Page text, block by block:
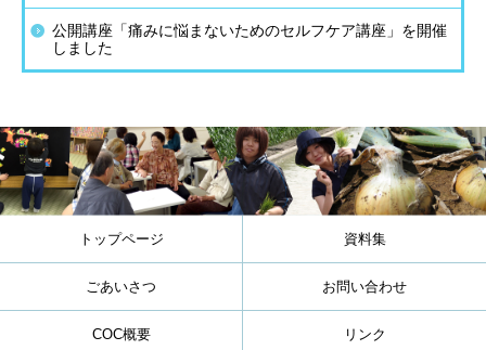
公開講座「痛みに悩まないためのセルフケア講座」を開催
しました
トップページ
ごあいさつ
COC概要
資料集
お問い合わせ
リンク